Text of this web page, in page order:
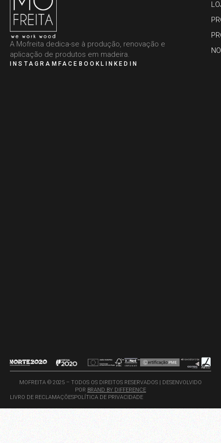
A Mofreita dedica-se à produção, renovação e
aplicação de produtos em madeira.
INSTAGRAM FACEBOOKLINKEDIN
MOFREITA © 2025 – TODOS OS DIREITOS RESERVADOS | DESENVOLVIDO
POR BRAND BY DIFFERENCE
LIVRO DE RECLAMAÇÕESPOLÍTICA DE PRIVACIDADE